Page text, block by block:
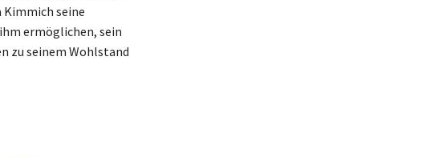
Kimmich seine
ermöglichen, sein
zu seinem Wohlstand